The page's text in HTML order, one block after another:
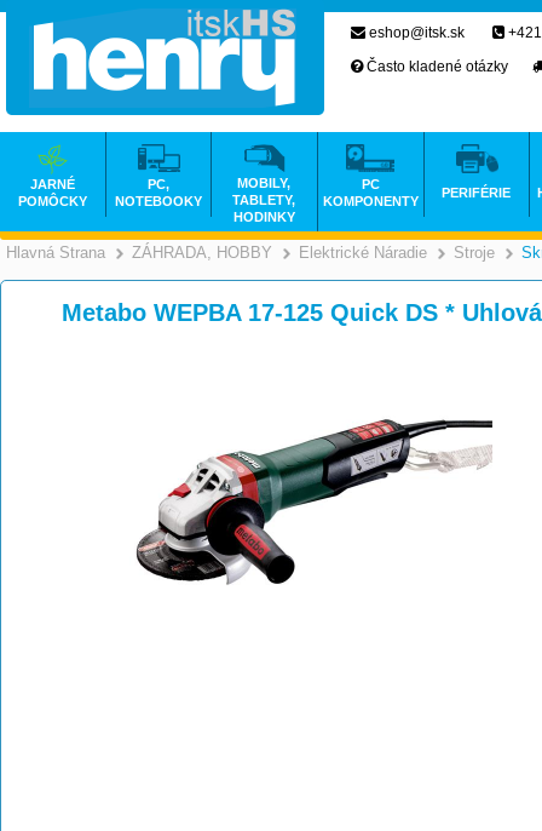
Hlavná Strana >
ZÁHRADA, HOBBY >
Elektrické Náradie Stroje
Metabo WEPBA 17-125 Quick DS *
eshop@itsk.sk
Často kladené otázky
JARNÉ
POMÔCKY
PC,
NOTEBOOKY
MOBILY,
TABLETY,
HODINKY
PC
KOMPONENTY
PERIFÉRIE